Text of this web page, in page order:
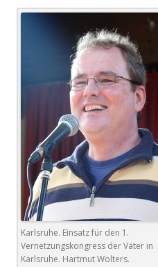
Karlsruhe. Einsatz für den 1.
Vernetzungskongress der Väter in
Karlsruhe. Hartmut Wolters.